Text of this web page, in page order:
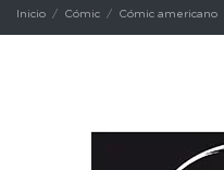
Inicio Cómic Cómic americano